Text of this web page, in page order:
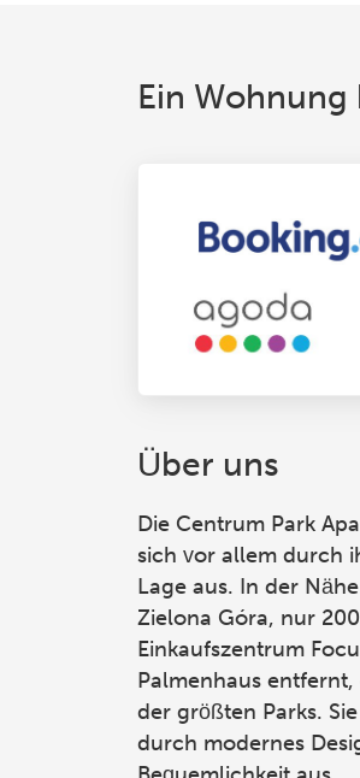
Ein Wohnung
Über uns
Die Centrum Park
sich vor allem durch
Lage aus. In der
Zielona Góra, nur
Einkaufszentrum
Palmenhaus
der größten Parks.
durch modernes